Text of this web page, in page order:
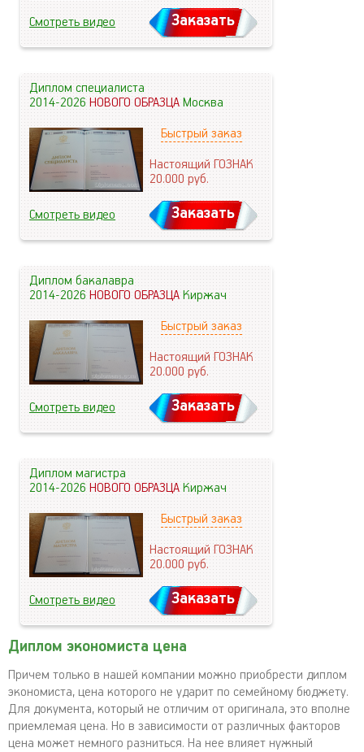
Смотреть видео Заказать
Диплом специалиста
2014-2026НОВОГО ОБРАЗЦАМосква
Быстрый заказ
Настоящий ГОЗНАК
20.000руб.
Смотреть видео Заказать
Диплом бакалавра
2014-2026НОВОГО ОБРАЗЦАКиржач
Быстрый заказ
Настоящий ГОЗНАК
20.000руб.
Смотреть видео Заказать
Диплом магистра
2014-2026НОВОГО ОБРАЗЦАКиржач
Быстрый заказ
Настоящий ГОЗНАК
20.000руб.
Смотреть видео Заказать
Диплом экономиста цена
Причем только в нашей компании можно приобрести диплом
экономиста, цена которого не ударит по семейному бюджету.
Для документа, который не отличим от оригинала, это вполне
приемлемая цена. Но в зависимости от различных факторов
цена может немного разниться. На нее влияет нужный